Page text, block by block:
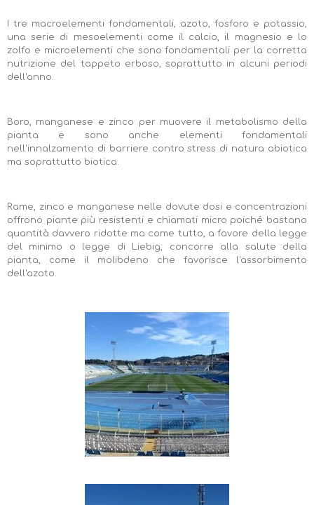
I tre macroelementi fondamentali, azoto, fosforo e potassio,
una serie di mesoelementi come il calcio, il magnesio e lo
zolfo e microelementi che sono fondamentali per la corretta
nutrizione del tappeto erboso, soprattutto in alcuni periodi
dell'anno.
Boro, manganese e zinco per muovere il metabolismo della
pianta e sono anche elementi fondamentali
nell'innalzamento di barriere contro stress di natura abiotica
ma soprattutto biotica.
Rame, zinco e manganese nelle dovute dosi e concentrazioni
offrono piante più resistenti e chiamati micro poiché bastano
quantità davvero ridotte ma come tutto, a favore della legge
del minimo o legge di Liebig, concorre alla salute della
pianta, come il molibdeno che favorisce l'assorbimento
dell'azoto.